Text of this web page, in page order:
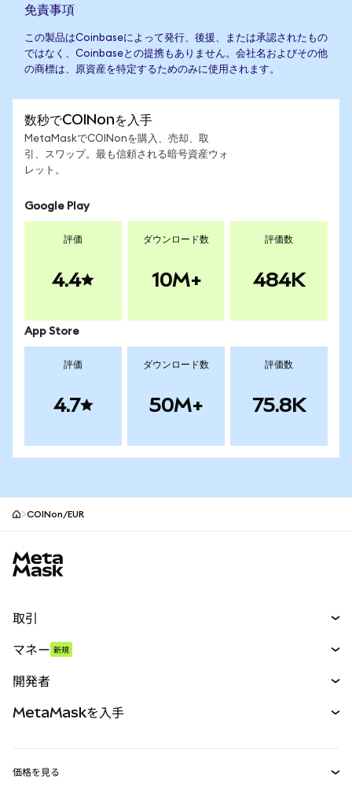
免責事項
この製品はCoinbaseによって発行、後援、または承認されたもの
ではなく、Coinbaseとの提携もありません。会社名およびその他
の商標は、原資産を特定するためのみに使用されます。
数秒でCOINonを入手
MetaMaskでCOINonを購入、売却、取
引、スワップ。最も信頼される暗号資産ウォ
レット。
Google Play
評価
4.4
ダウンロード数
10M+
評価数
484K
App Store
評価
4.7
ダウンロード数
50M+
評価数
75.8K
COINon/EUR
取引
パーペチュアル
RWA
マネー 新規
開発者
MetaMaskを入手
価格を見る